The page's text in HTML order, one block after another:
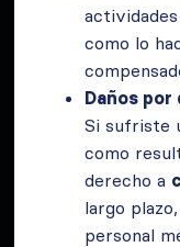
como lo
Daños
Si sufriste
como
derecho a
largo
personal